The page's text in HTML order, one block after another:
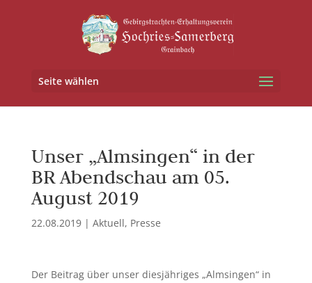
Seite wählen
Unser „Almsingen“ in der
BR Abendschau am 05.
August 2019
22.08.2019| Aktuell, Presse
Der Beitrag über unser diesjähriges „Almsingen“ in